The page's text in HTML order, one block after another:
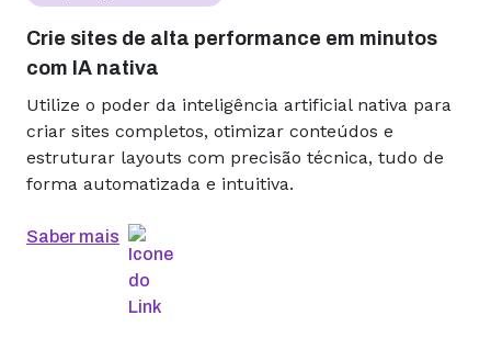
Crie sites de alta performance em minutos
com IA nativa
Utilize o poder da inteligência artificial nativa para
criar sites completos, otimizar conteúdos e
estruturar layouts com precisão técnica, tudo de
forma automatizada e intuitiva.
Saber mais